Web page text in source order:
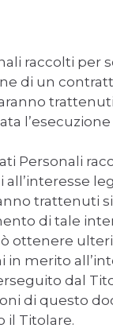
raccolti per
di un
Personali
all’interesse
trattenuti
di tale
ottenere
in merito
dal
di questo
il Titolare.